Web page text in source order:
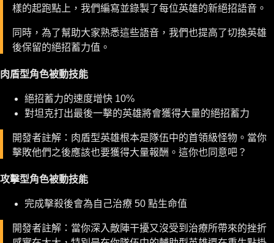
樣的起跑點上，我們編寫並錄製了每位英雄的新絕招語音。
同時，為了幫助大家熟悉這些語音，我們也提高了切換英雄
後保留的絕招蓄力值。
肉盾型角色被動技能
絕招蓄力的速度增快 10%
對坦克打出最後一擊的英雄將會獲得大量的絕招蓄力
開發者註解：肉盾型英雄根本是隊伍中的首領級怪物。當你
擊敗他們之後應該也要獲得大量報酬。這你也同意吧？
攻擊型角色被動技能
完成擊殺後會為自己治療 50 點生命值
開發者註解：當你深入敵陣干擾又沒受到治療所帶來的挫折